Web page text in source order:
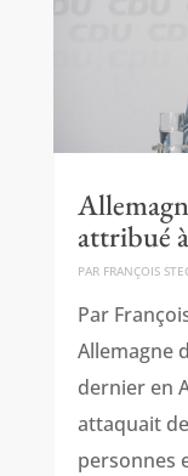
attribué
PAR FRANÇOIS
Par
Allemagne
dernier en
attaquait
personnes